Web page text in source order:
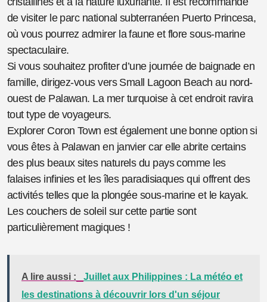
de visiter le parc national subterranéen Puerto Princesa,
où vous pourrez admirer la faune et flore sous-marine
spectaculaire.
Si vous souhaitez profiter d’une journée de baignade en
famille, dirigez-vous vers Small Lagoon Beach au nord-
ouest de Palawan. La mer turquoise à cet endroit ravira
tout type de voyageurs.
Explorer Coron Town est également une bonne option si
vous êtes à Palawan en janvier car elle abrite certains
des plus beaux sites naturels du pays comme les
falaises infinies et les îles paradisiaques qui offrent des
activités telles que la plongée sous-marine et le kayak.
Les couchers de soleil sur cette partie sont
particulièrement magiques !
A lire aussi :
Juillet aux Philippines : La météo et
les destinations à découvrir lors d'un séjour